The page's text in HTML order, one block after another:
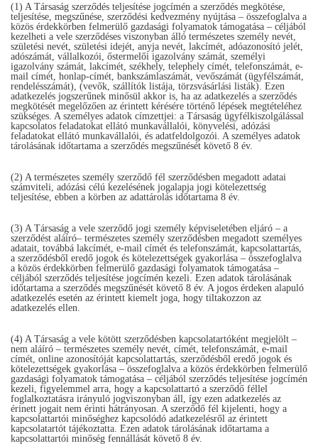
(1) A Társaság szerződés teljesítése jogcímén a szerződés megkötése,
teljesítése, megszűnése, szerződési kedvezmény nyújtása – összefoglalva a
közös érdekkörben felmerülő gazdasági folyamatok támogatása – céljából
kezelheti a vele szerződéses viszonyban álló természetes személy nevét,
születési nevét, születési idejét, anyja nevét, lakcímét, adóazonosító jelét,
adószámát, vállalkozói, őstermelői igazolvány számát, személyi
igazolvány számát, lakcímét, székhely, telephely címét, telefonszámát, e-
mail címét, honlap-címét, bankszámlaszámát, vevőszámát (ügyfélszámát,
rendelésszámát), (vevők, szállítók listája, törzsvásárlási listák). Ezen
adatkezelés jogszerűnek minősül akkor is, ha az adatkezelés a szerződés
megkötését megelőzően az érintett kérésére történő lépések megtételéhez
szükséges. A személyes adatok címzettjei: a Társaság ügyfélkiszolgálással
kapcsolatos feladatokat ellátó munkavállalói, könyvelési, adózási
feladatokat ellátó munkavállalói, és adatfeldolgozói. A személyes adatok
tárolásának időtartama a szerződés megszűnését követő 8 év.
(2) A természetes személy szerződő fél szerződésben megadott adatai
számviteli, adózási célú kezelésének jogalapja jogi kötelezettség
teljesítése, ebben a körben az adattárolás időtartama 8 év.
(3) A Társaság a vele szerződő jogi személy képviseletében eljáró – a
szerződést aláíró– természetes személy szerződésben megadott személyes
adatait, továbbá lakcímét, e-mail címét és telefonszámát, kapcsolattartás,
a szerződésből eredő jogok és kötelezettségek gyakorlása – összefoglalva
a közös érdekkörben felmerülő gazdasági folyamatok támogatása –
céljából szerződés teljesítése jogcímén kezeli. Ezen adatok tárolásának
időtartama a szerződés megszűnését követő 8 év. A jogos érdeken alapuló
adatkezelés esetén az érintett kiemelt joga, hogy tiltakozzon az
adatkezelés ellen.
(4) A Társaság a vele kötött szerződésben kapcsolatartóként megjelölt –
nem aláíró – természetes személy nevét, címét, telefonszámát, e-mail
címét, online azonosítóját kapcsolattartás, szerződésből eredő jogok és
kötelezettségek gyakorlása – összefoglalva a közös érdekkörben felmerülő
gazdasági folyamatok támogatása – céljából szerződés teljesítése jogcímén
kezeli, figyelemmel arra, hogy a kapcsolattartó a szerződő féllel
foglalkoztatásra irányuló jogviszonyban áll, így ezen adatkezelés az
érinett jogait nem érinti hátrányosan. A szerződő fél kijelenti, hogy a
kapcsolattartói minőséghez kapcsolódó adatkezelésről az érintett
kapcsolatartót tájékoztatta. Ezen adatok tárolásának időtartama a
kapcsolattartói minőség fennállását követő 8 év.